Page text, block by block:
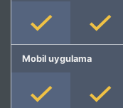
Mobil uygulama